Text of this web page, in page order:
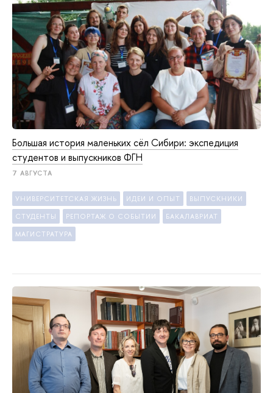
Большая история маленьких сёл Сибири: экспедиция
студентов и выпускников ФГН
7 АВГУСТА
УНИВЕРСИТЕТСКАЯ ЖИЗНЬ ИДЕИ И ОПЫТ ВЫПУСКНИКИ
СТУДЕНТЫ РЕПОРТАЖ О СОБЫТИИ БАКАЛАВРИАТ
МАГИСТРАТУРА